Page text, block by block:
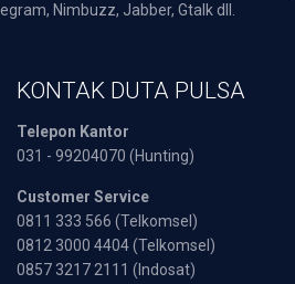
Nimbuzz, Jabber, Gtalk dll.
KONTAK DUTA PULSA
Telepon Kantor
031 - 99204070 (Hunting)
Customer Service
0811 333 566 (Telkomsel)
0812 3000 4404 (Telkomsel)
0857 3217 2111 (Indosat)